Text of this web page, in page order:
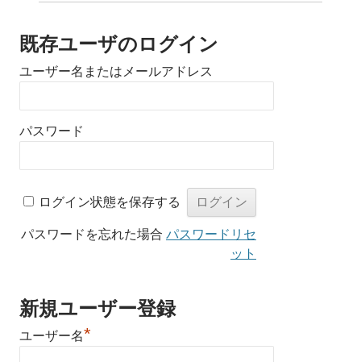
既存ユーザのログイン
ユーザー名またはメールアドレス
パスワード
ログイン状態を保存する
パスワードを忘れた場合 パスワードリセ
ット
新規ユーザー登録
ユーザー名*